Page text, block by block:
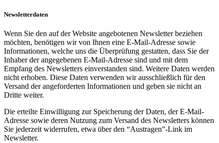
Newsletterdaten
Wenn Sie den auf der Website angebotenen Newsletter beziehen
möchten, benötigen wir von Ihnen eine E-Mail-Adresse sowie
Informationen, welche uns die Überprüfung gestatten, dass Sie der
Inhaber der angegebenen E-Mail-Adresse sind und mit dem
Empfang des Newsletters einverstanden sind. Weitere Daten werden
nicht erhoben. Diese Daten verwenden wir ausschließlich für den
Versand der angeforderten Informationen und geben sie nicht an
Dritte weiter.
Die erteilte Einwilligung zur Speicherung der Daten, der E-Mail-
Adresse sowie deren Nutzung zum Versand des Newsletters können
Sie jederzeit widerrufen, etwa über den “Austragen”-Link im
Newsletter.